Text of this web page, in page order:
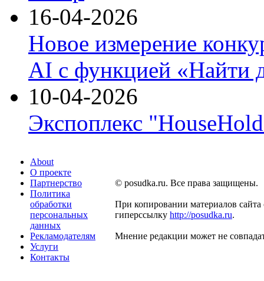
16-04-2026
Новое измерение
AI с функцией «Найти
10-04-2026
Экспоплекс
About
О проекте
Партнерство
Политика
обработки
персональных
данных
Рекламодателям
Услуги
Контакты
© posudka.ru. Все права защищены.
При копировании материалов сайта
гиперссылку http://posudka.ru.
Мнение редакции может не